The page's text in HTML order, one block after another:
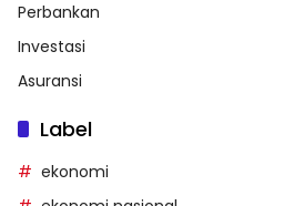
Perbankan
Investasi
Asuransi
Label
ekonomi